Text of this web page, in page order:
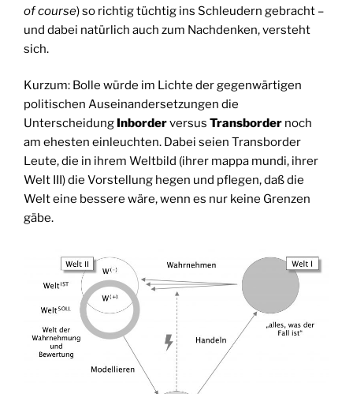
of course) so richtig tüchtig ins Schleudern gebracht –
und dabei natürlich auch zum Nachdenken, versteht
sich.
Kurzum: Bolle würde im Lichte der gegenwärtigen
politischen Auseinandersetzungen die
Unterscheidung Inborderversus Transborder noch
am ehesten einleuchten. Dabei seien Transborder
Leute, die in ihrem Weltbild (ihrer mappa mundi, ihrer
Welt III) die Vorstellung hegen und pflegen, daß die
Welt eine bessere wäre, wenn es nur keine Grenzen
gäbe.